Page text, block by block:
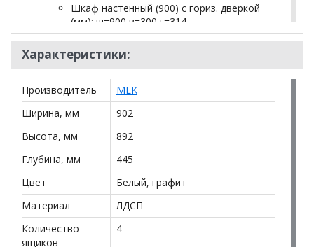
Шкаф настенный (900) с гориз. дверкой
(мм): ш=900 в=300 г=314
Шкаф настенный (1200) с гориз. дверкой
(мм): ш=1200 в=300 г=314
Комод с 5 ящиками (мм): ш=602 в=1110
Комод (мм): ш=902 в=892 г=445
Шкаф-тумба (600) (мм): ш=602 в=1110
г=445
Шкаф для книг (600) (мм): ш=602 в=1089
г=314
Тумба (900) (мм): ш=902 в=456 г=445
Тумба под ТВ с 1 ящиком и 2 дверками
(мм): ш=2102 в=456 г=445
Тумба под ТВ с 3 ящиками и 1 дверкой
(мм): ш=2102 в=456 г=445
Характеристики:
Производитель
MLK
Ширина, мм
902
Высота, мм
892
Глубина, мм
445
Цвет
Белый, графит
Материал
ЛДСП
Количество
ящиков
4